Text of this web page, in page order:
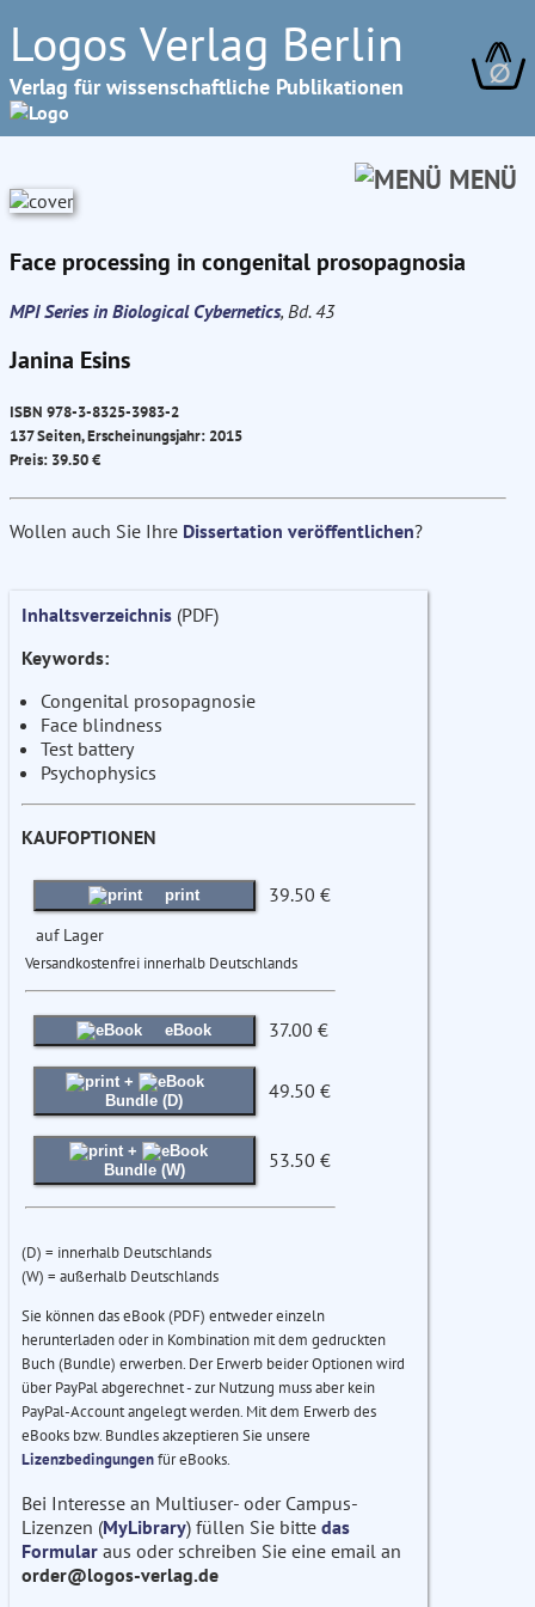
Logos Verlag Berlin
Verlag für wissenschaftliche Publikationen ∅
MENÜ
Face processing in congenital prosopagnosia
MPI Series in Biological Cybernetics, Bd. 43
Janina Esins
ISBN 978-3-8325-3983-2
137 Seiten, Erscheinungsjahr: 2015
Preis: 39.50 €
Wollen auch Sie Ihre Dissertation veröffentlichen?
Inhaltsverzeichnis (PDF)
Keywords:
Congenital prosopagnosie
Face blindness
Test battery
Psychophysics
KAUFOPTIONEN
print 39.50 €
auf Lager
Versandkostenfrei innerhalb Deutschlands
eBook 37.00 €
+
Bundle (D)
49.50 €
+
Bundle (W)
53.50 €
(D) = innerhalb Deutschlands
(W) = außerhalb Deutschlands
Sie können das eBook (PDF) entweder einzeln
herunterladen oder in Kombination mit dem gedruckten
Buch (Bundle) erwerben. Der Erwerb beider Optionen wird
über PayPal abgerechnet - zur Nutzung muss aber kein
PayPal-Account angelegt werden. Mit dem Erwerb des
eBooks bzw. Bundles akzeptieren Sie unsere
Lizenzbedingungenfür eBooks.
Bei Interesse an Multiuser- oder Campus-
Lizenzen (MyLibrary) füllen Sie bitte das
Formular aus oder schreiben Sie eine email an
order@logos-verlag.de